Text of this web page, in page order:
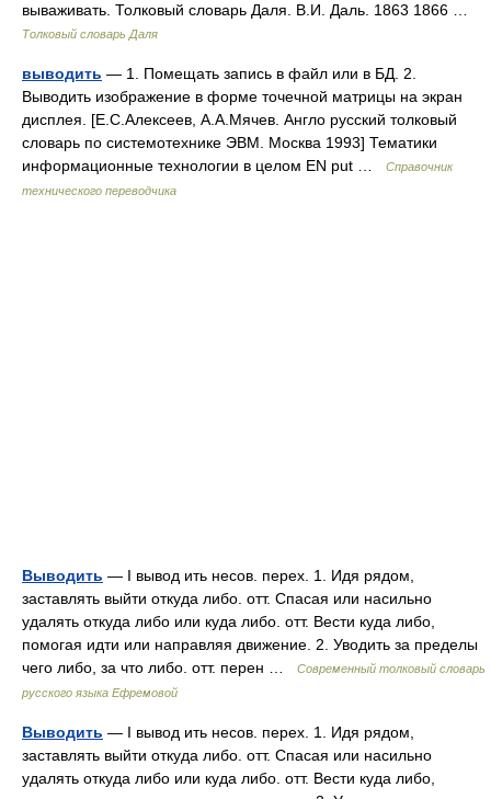
вываживать. Толковый словарь Даля. В.И. Даль. 1863 1866 …
Толковый словарь Даля
выводить — 1. Помещать запись в файл или в БД. 2.
Выводить изображение в форме точечной матрицы на экран
дисплея. [Е.С.Алексеев, А.А.Мячев. Англо русский толковый
словарь по системотехнике ЭВМ. Москва 1993] Тематики
информационные технологии в целом EN put …
Справочник
технического переводчика
Выводить — I вывод ить несов. перех. 1. Идя рядом,
заставлять выйти откуда либо. отт. Спасая или насильно
удалять откуда либо или куда либо. отт. Вести куда либо,
помогая идти или направляя движение. 2. Уводить за пределы
чего либо, за что либо. отт. перен …
Современный толковый словарь
русского языка Ефремовой
Выводить — I вывод ить несов. перех. 1. Идя рядом,
заставлять выйти откуда либо. отт. Спасая или насильно
удалять откуда либо или куда либо. отт. Вести куда либо,